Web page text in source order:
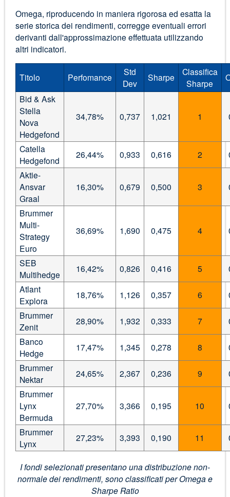
Omega, riproducendo in maniera rigorosa ed esatta la
serie storica dei rendimenti, corregge eventuali errori
derivanti dall'approssimazione effettuata utilizzando
altri indicatori.
Titolo Perfomance
Std
Dev
Sharpe
Classifica
Sharpe
Bid & Ask
Stella
Nova
Hedgefond
34,78% 0,737 1,021 1
Catella
Hedgefond
26,44% 0,933 0,616 2
Aktie-
Ansvar
Graal
16,30% 0,679 0,500 3
Brummer
Multi-
Strategy
Euro
36,69% 1,690 0,475 4
SEB
Multihedge
16,42% 0,826 0,416 5
Atlant
Explora
18,76% 1,126 0,357 6
Brummer
Zenit
28,90% 1,932 0,333 7
Banco
Hedge
17,47% 1,345 0,278 8
Brummer
Nektar
24,65% 2,367 0,236 9
Brummer
Lynx
Bermuda
27,70% 3,366 0,195 10
Brummer
Lynx
27,23% 3,393 0,190 11
I fondi selezionati presentano una distribuzione non-
normale dei rendimenti, sono classificati per Omega e
Sharpe Ratio